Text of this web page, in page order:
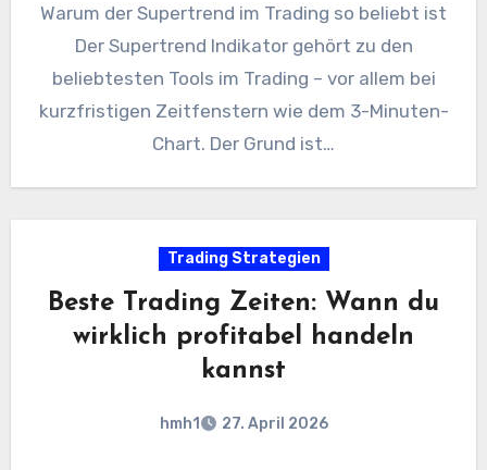
Warum der Supertrend im Trading so beliebt ist
Der Supertrend Indikator gehört zu den
beliebtesten Tools im Trading – vor allem bei
kurzfristigen Zeitfenstern wie dem 3-Minuten-
Chart. Der Grund ist…
Trading Strategien
Beste Trading Zeiten: Wann du
wirklich profitabel handeln
kannst
hmh1 27. April 2026